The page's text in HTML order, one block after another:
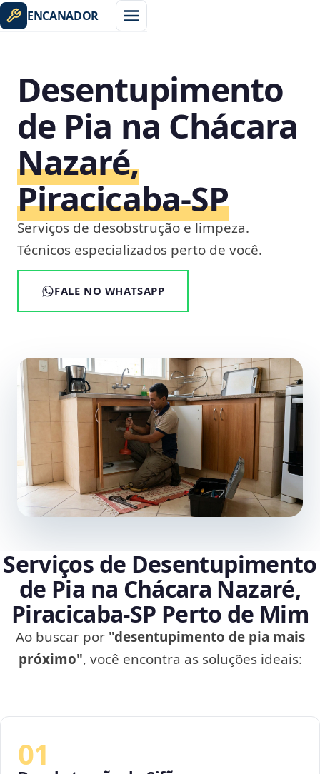
ENCANADOR
Desentupimento
de Pia na Chácara
Nazaré,
Piracicaba‑SP
Serviços de desobstrução e limpeza.
Técnicos especializados perto de você.
FALE NO WHATSAPP
Serviços de Desentupimento
de Pia na Chácara Nazaré,
Piracicaba‑SP Perto de Mim
Ao buscar por "desentupimento de pia mais
próximo", você encontra as soluções ideais:
01